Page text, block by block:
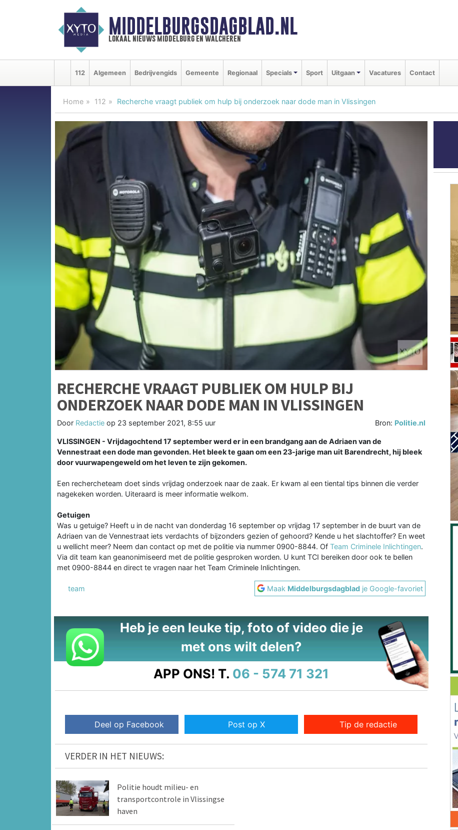
MIDDELBURGSDAGBLAD.NL
lokaal nieuws middelburg en walcheren
112 Algemeen Bedrijvengids Gemeente Regionaal Specials Sport Uitgaan Vacatures Contact
Home 112 Recherche vraagt publiek om hulp bij onderzoek naar dode man in Vlissingen
RECHERCHE VRAAGT PUBLIEK OM HULP BIJ
ONDERZOEK NAAR DODE MAN IN VLISSINGEN
Door Redactie op 23 september 2021, 8:55 uur Bron: Politie.nl
VLISSINGEN - Vrijdagochtend 17 september werd er in een brandgang aan de Adriaen van de
Vennestraat een dode man gevonden. Het bleek te gaan om een 23-jarige man uit Barendrecht, hij bleek
door vuurwapengeweld om het leven te zijn gekomen.
Een rechercheteam doet sinds vrijdag onderzoek naar de zaak. Er kwam al een tiental tips binnen die verder
nagekeken worden. Uiteraard is meer informatie welkom.
Getuigen
Was u getuige? Heeft u in de nacht van donderdag 16 september op vrijdag 17 september in de buurt van de
Adriaen van de Vennestraat iets verdachts of bijzonders gezien of gehoord? Kende u het slachtoffer? En weet
u wellicht meer? Neem dan contact op met de politie via nummer 0900-8844. Of Team Criminele Inlichtingen.
Via dit team kan geanonimiseerd met de politie gesproken worden. U kunt TCI bereiken door ook te bellen
met 0900-8844 en direct te vragen naar het Team Criminele Inlichtingen.
team Maak Middelburgsdagblad je Google-favoriet
Heb je een leuke tip, foto of video die je
met ons wilt delen?
APP ONS! T. 06 - 574 71 321
Deel op Facebook Post op X Tip de redactie
VERDER IN HET NIEUWS:
Politie houdt milieu- en
transportcontrole in Vlissingse
haven